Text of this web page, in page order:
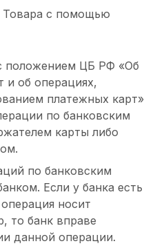
Товара с помощью
положением ЦБ РФ «Об
и об операциях,
платежных карт»
по банковским
карты либо
по банковским
Если у банка есть
носит
то банк вправе
данной операции.